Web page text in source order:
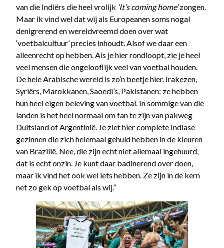
van die Indiërs die heel vrolijk ‘It’s coming home’zongen.
Maar ik vind wel dat wij als Europeanen soms nogal
denigrerend en wereldvreemd doen over wat
‘voetbalcultuur’ precies inhoudt. Alsof we daar een
alleenrecht op hebben. Als je hier rondloopt, zie je heel
veel mensen die ongelooflijk veel van voetbal houden.
De hele Arabische wereld is zo’n beetje hier. Irakezen,
Syriërs, Marokkanen, Saoedi’s, Pakistanen: ze hebben
hun heel eigen beleving van voetbal. In sommige van die
landen is het heel normaal om fan te zijn van pakweg
Duitsland of Argentinië. Je ziet hier complete Indiase
gezinnen die zich helemaal gehuld hebben in de kleuren
van Brazilië. Nee, die zijn echt niet allemaal ingehuurd,
dat is echt onzin. Je kunt daar badinerend over doen,
maar ik vind het ook wel iets hebben. Ze zijn in de kern
net zo gek op voetbal als wij.’’